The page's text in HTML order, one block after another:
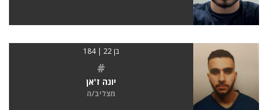
בן 22 | 184
#
יונה ז'אן
מצליב/ה